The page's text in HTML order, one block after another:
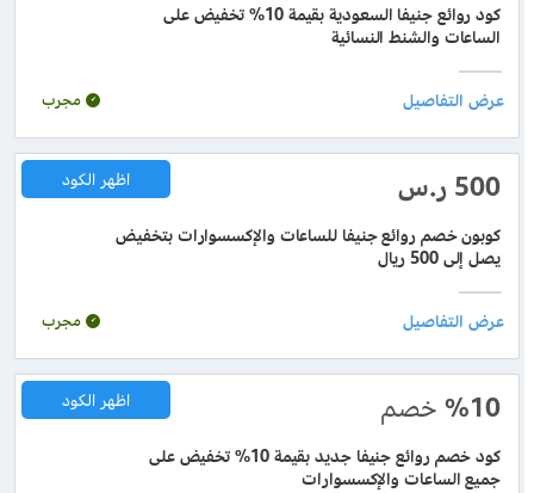
كود روائع جنيفا السعودية بقيمة 10% تخفيض على
الساعات والشنط النسائية
مجرب
500 ر.س
كوبون خصم روائع جنيفا للساعات والإكسسوارات بتخفيض
يصل إلى 500 ريال
اظهر الكود
مجرب
%10 خصم
كود خصم روائع جنيفا جديد بقيمة 10% تخفيض على
جميع الساعات والإكسسوارات
اظهر الكود